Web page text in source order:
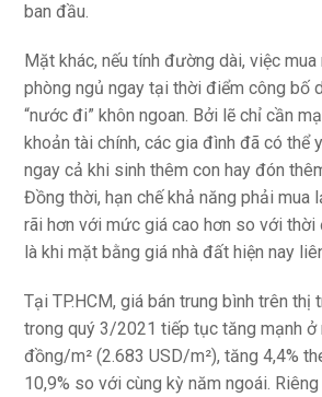
ban đầu.
Mặt khác, nếu tính đường dài, việc mua
phòng ngủ ngay tại thời điểm công bố
“nước đi” khôn ngoan. Bởi lẽ chỉ cần
khoản tài chính, các gia đình đã có thể
ngay cả khi sinh thêm con hay đón
Đồng thời, hạn chế khả năng phải mua
rãi hơn với mức giá cao hơn so với thời
là khi mặt bằng giá nhà đất hiện nay
Tại TP.HCM, giá bán trung bình trên thị
trong quý 3/2021 tiếp tục tăng mạnh ở
đồng/m² (2.683 USD/m²), tăng 4,4%
10,9% so với cùng kỳ năm ngoái.